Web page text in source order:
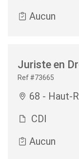
Aucun
Juriste en
Ref #73665
68 - Haut-
CDI
Aucun